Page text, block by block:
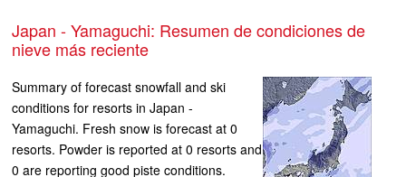
Japan - Yamaguchi: Resumen de condiciones de
nieve más reciente
Summary of forecast snowfall and ski
conditions for resorts in Japan -
Yamaguchi. Fresh snow is forecast at 0
resorts. Powder is reported at 0 resorts and
0 are reporting good piste conditions.